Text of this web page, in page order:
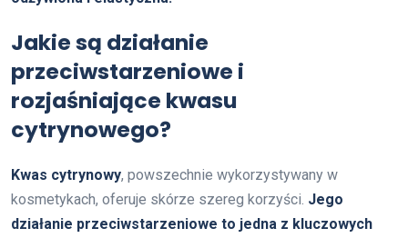
Jakie są działanie
przeciwstarzeniowe i
rozjaśniające kwasu
cytrynowego?
Kwas cytrynowy, powszechnie wykorzystywany w
kosmetykach, oferuje skórze szereg korzyści. Jego
działanie przeciwstarzeniowe to jedna z kluczowych